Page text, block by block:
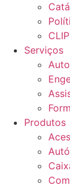
Serviços
Produtos